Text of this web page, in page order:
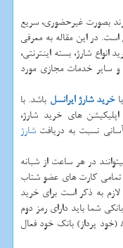
بصورت غیرحضوری، سریع
در این مقاله به معرفی
شارژ، بسته اینترنتی،
سایر خدمات مجازی مورد
خرید شارژ ایرانسل باشد. با
های خرید شارژ،
نسبت به دریافت شارژ
در هر ساعت از شبانه
تمامی کارت های عضو شتاب
به ذکر است برای خرید
شما باید دارای رمز دوم
نیز باشد. رمز دوم خود را میتوانید از طریق ATM (خود پرداز) بانک خود فعال